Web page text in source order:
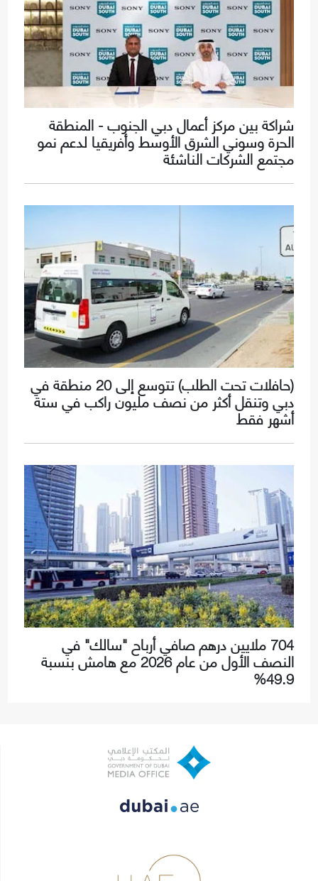
شراكة بين مركز أعمال دبي الجنوب - المنطقة
الحرة وسوني الشرق الأوسط وأفريقيا لدعم نمو
مجتمع الشركات الناشئة
(حافلات تحت الطلب) تتوسع إلى 20 منطقة في
دبي وتنقل أكثر من نصف مليون راكب في ستة
أشهر فقط
704 ملايين درهم صافي أرباح "سالك" في
النصف الأول من عام 2026 مع هامش بنسبة
49.9%